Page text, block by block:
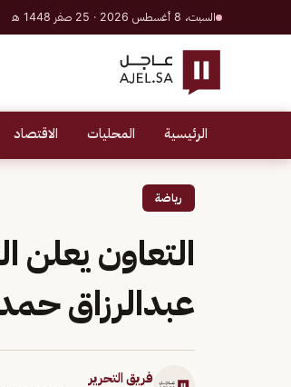
السبت، 8 أغسطس 2026 · 25 صفر 1448 هـ
الرئيسية المحليات الاقتصاد
رياضة
التعاون يعلن
عبدالرزاق
فريق التحرير